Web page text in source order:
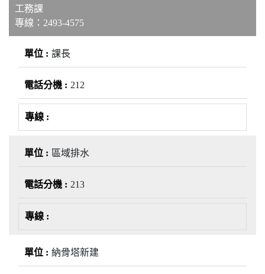
工務課
專線：2493-4575
課長
212
區域排水
213
納骨塔新建